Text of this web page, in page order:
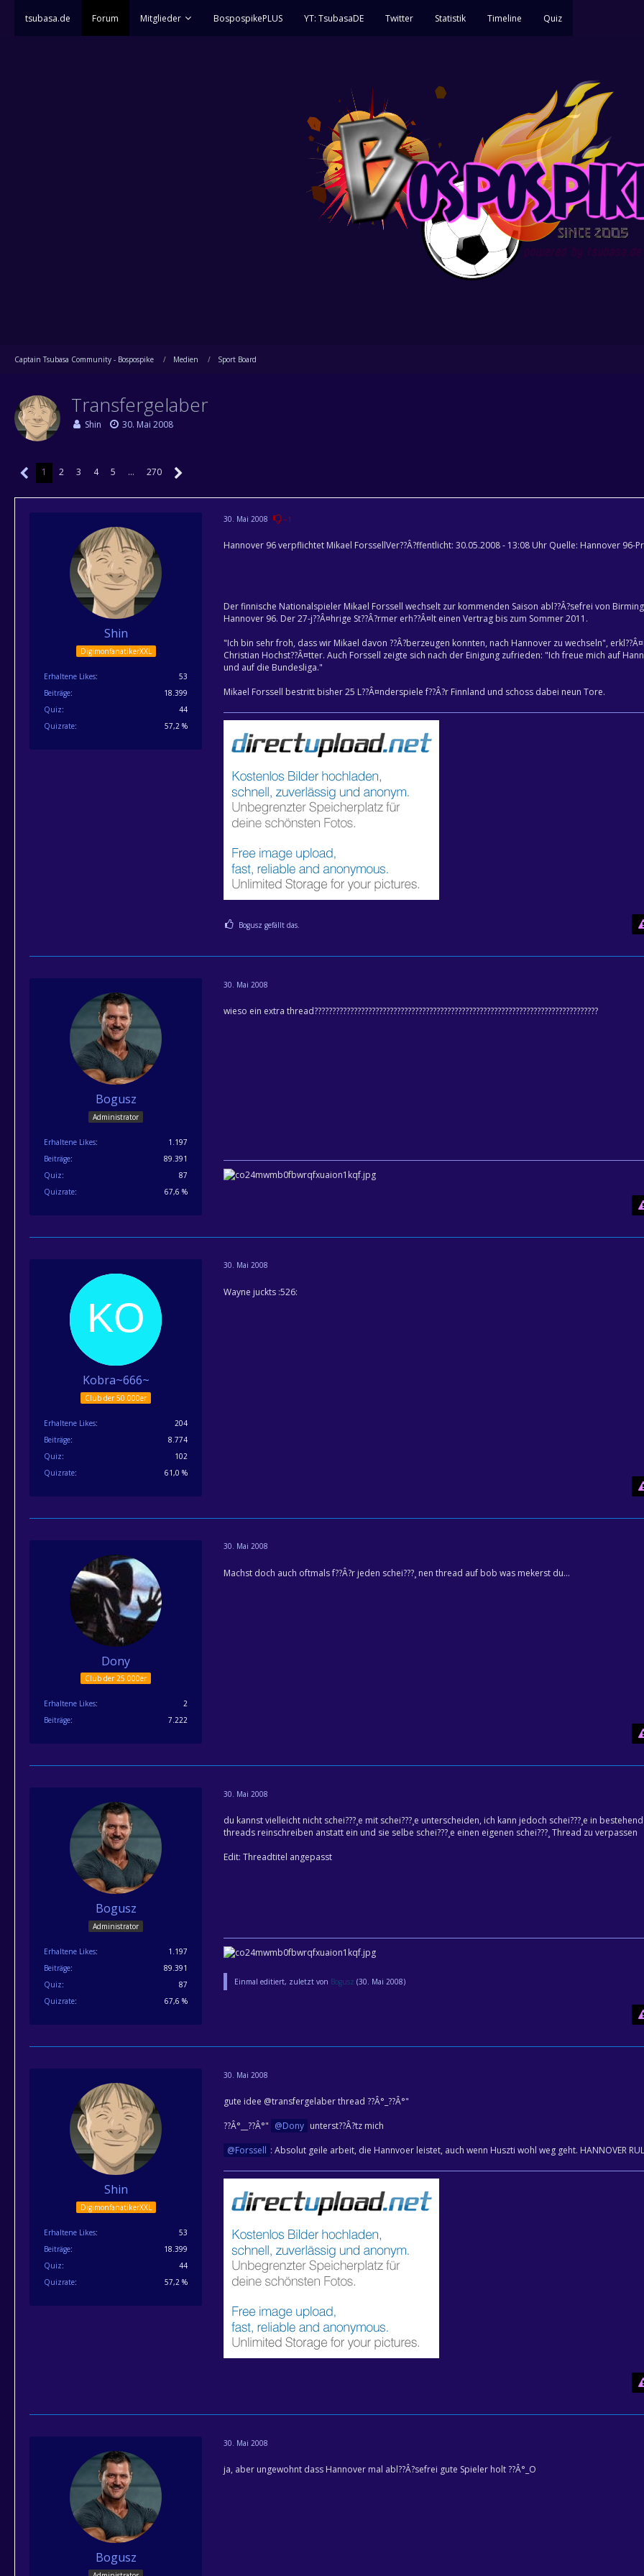
tsubasa.de Forum Mitglieder BospospikePLUS YT: TsubasaDE Twitter Statistik Timeline Quiz
Captain Tsubasa Community - Bospospike Medien Sport Board
Transfergelaber
Shin 30. Mai 2008
1 2 3 4 5 … 270
Shin
DigimonfanatikerXXL
Erhaltene Likes
53
Beiträge
18.399
Quiz
44
Quizrate
57,2 %
30. Mai 2008 −1
Hannover 96 verpflichtet Mikael ForssellVer??Â?ffentlicht: 30.05.2008 - 13:08 Uhr Quelle: Hannover 96-
Der finnische Nationalspieler Mikael Forssell wechselt zur kommenden Saison abl??Â?sefrei von
Hannover 96. Der 27-j??Â¤hrige St??Â?rmer erh??Â¤lt einen Vertrag bis zum Sommer 2011.
"Ich bin sehr froh, dass wir Mikael davon ??Â?berzeugen konnten, nach Hannover zu wechseln",
Christian Hochst??Â¤tter. Auch Forssell zeigte sich nach der Einigung zufrieden: "Ich freue mich auf
und auf die Bundesliga."
Mikael Forssell bestritt bisher 25 L??Â¤nderspiele f??Â?r Finnland und schoss dabei neun Tore.
Bogusz gefällt das.
Bogusz
Administrator
Erhaltene Likes
1.197
Beiträge
89.391
Quiz
87
Quizrate
67,6 %
30. Mai 2008
wieso ein extra thread???????????????????????????????????????????????????????????????????????????????
Kobra~666~
Club der 50.000er
Erhaltene Likes
204
Beiträge
8.774
Quiz
102
Quizrate
61,0 %
30. Mai 2008
Wayne juckts :526:
Dony
Club der 25.000er
Erhaltene Likes
2
Beiträge
7.222
30. Mai 2008
Machst doch auch oftmals f??Â?r jeden schei???¸ nen thread auf bob was mekerst du...
Bogusz
Administrator
Erhaltene Likes
1.197
Beiträge
89.391
Quiz
87
Quizrate
67,6 %
30. Mai 2008
du kannst vielleicht nicht schei???¸e mit schei???¸e unterscheiden, ich kann jedoch schei???¸e in
threads reinschreiben anstatt ein und sie selbe schei???¸e einen eigenen schei???¸ Thread zu verpassen
Edit: Threadtitel angepasst
Einmal editiert, zuletzt von Bogusz (30. Mai 2008)
Shin
DigimonfanatikerXXL
Erhaltene Likes
53
Beiträge
18.399
Quiz
44
Quizrate
57,2 %
30. Mai 2008
gute idee @transfergelaber thread ??Â°_??Â°"
??Â°__??Â°"
Dony unterst??Â?tz mich
Forssell : Absolut geile arbeit, die Hannvoer leistet, auch wenn Huszti wohl weg geht. HANNOVER
Bogusz
30. Mai 2008
ja, aber ungewohnt dass Hannover mal abl??Â?sefrei gute Spieler holt ??Â°_O